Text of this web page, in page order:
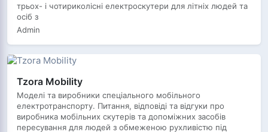
трьох- і чотириколісні електроскутери для літніх людей та
осіб з
Admin
Tzora Mobility
Моделі та виробники спеціального мобільного
електротранспорту. Питання, відповіді та відгуки про
виробника мобільних скутерів та допоміжних засобів
пересування для людей з обмеженою рухливістю під